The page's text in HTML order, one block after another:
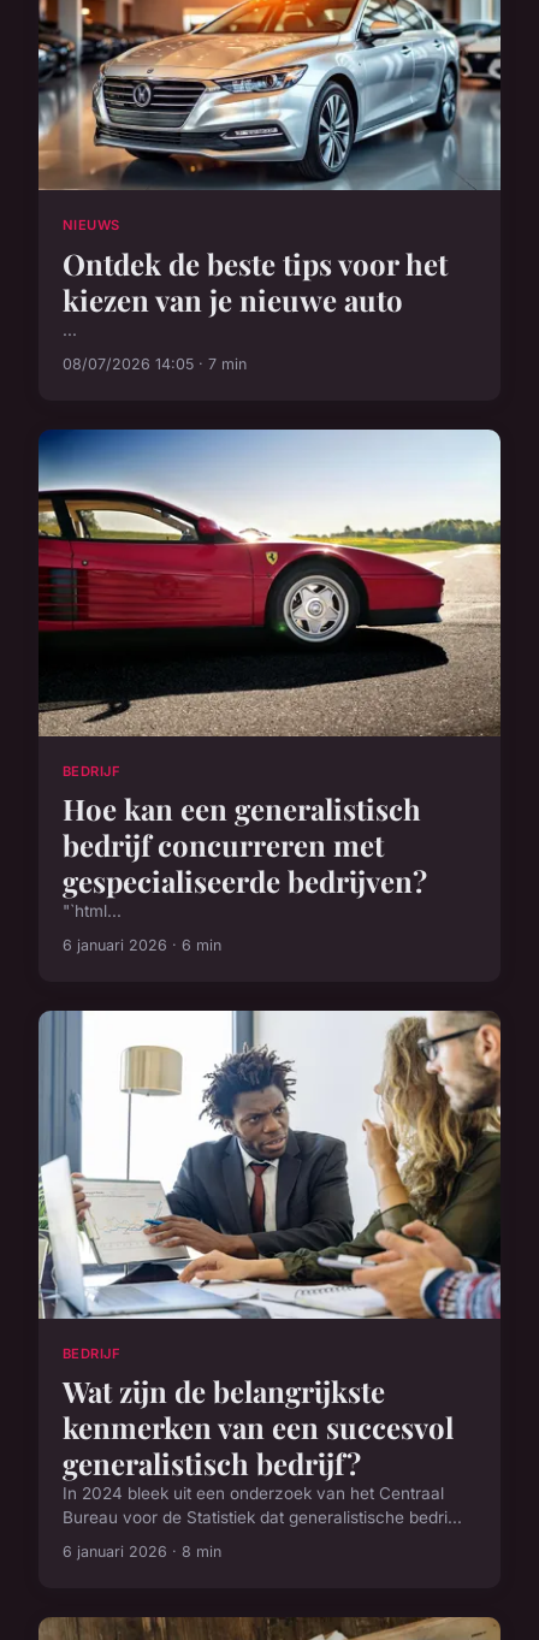
NIEUWS
Ontdek de beste tips voor het
kiezen van je nieuwe auto
...
08/07/2026 14:05 · 7 min
BEDRIJF
Hoe kan een generalistisch
bedrijf concurreren met
gespecialiseerde bedrijven?
"`html...
6 januari 2026 · 6 min
BEDRIJF
Wat zijn de belangrijkste
kenmerken van een succesvol
generalistisch bedrijf?
In 2024 bleek uit een onderzoek van het Centraal
Bureau voor de Statistiek dat generalistische bedri...
6 januari 2026 · 8 min